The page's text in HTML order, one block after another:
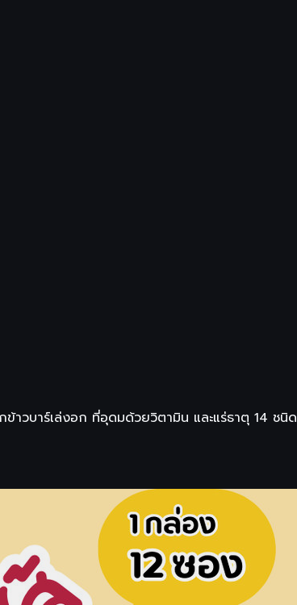
วบาร์เล่งอก ที่อุดมด้วยวิตามิน และแร่ธาตุ 14 ชนิด